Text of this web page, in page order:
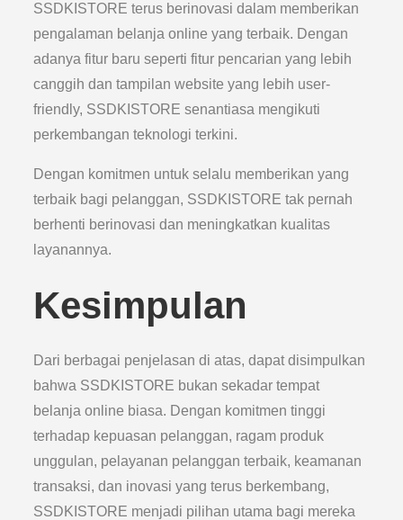
SSDKISTORE terus berinovasi dalam memberikan
pengalaman belanja online yang terbaik. Dengan
adanya fitur baru seperti fitur pencarian yang lebih
canggih dan tampilan website yang lebih user-
friendly, SSDKISTORE senantiasa mengikuti
perkembangan teknologi terkini.
Dengan komitmen untuk selalu memberikan yang
terbaik bagi pelanggan, SSDKISTORE tak pernah
berhenti berinovasi dan meningkatkan kualitas
layanannya.
Kesimpulan
Dari berbagai penjelasan di atas, dapat disimpulkan
bahwa SSDKISTORE bukan sekadar tempat
belanja online biasa. Dengan komitmen tinggi
terhadap kepuasan pelanggan, ragam produk
unggulan, pelayanan pelanggan terbaik, keamanan
transaksi, dan inovasi yang terus berkembang,
SSDKISTORE menjadi pilihan utama bagi mereka